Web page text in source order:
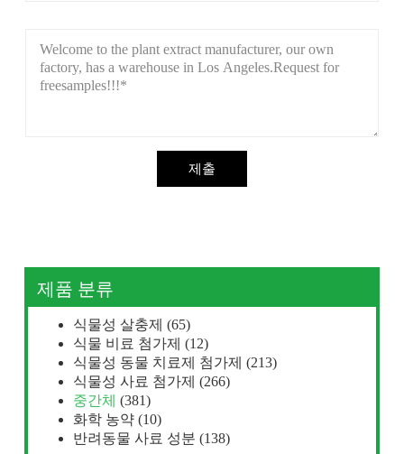
제출
제품 분류
식물성 살충제 (65)
식물 비료 첨가제 (12)
식물성 동물 치료제 첨가제 (213)
식물성 사료 첨가제 (266)
중간체 (381)
화학 농약 (10)
반려동물 사료 성분 (138)